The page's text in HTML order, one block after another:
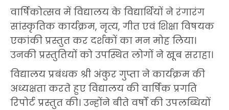
वार्षिकोत्सव में विद्यालय के विद्यार्थियों ने रंगारंग
सांस्कृतिक कार्यक्रम, नृत्य, गीत एवं शिक्षा विषयक
एकांकी प्रस्तुत कर दर्शकों का मन मोह लिया।
उनकी प्रस्तुतियों को उपस्थित लोगों ने खूब सराहा।
विद्यालय प्रबंधक श्री अंकुर गुप्ता ने कार्यक्रम की
अध्यक्षता करते हुए विद्यालय की वार्षिक प्रगति
रिपोर्ट प्रस्तुत की। उन्होंने बीते वर्षों की उपलब्धियों